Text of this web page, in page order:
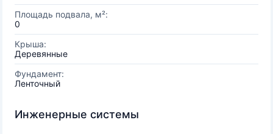
Площадь подвала, м²:
0
Крыша:
Деревянные
Фундамент:
Ленточный
Инженерные системы